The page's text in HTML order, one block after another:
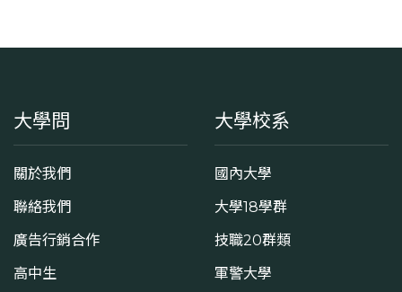
大學問
關於我們
聯絡我們
廣告行銷合作
高中生
大學校系
國內大學
大學18學群
技職20群類
軍警大學